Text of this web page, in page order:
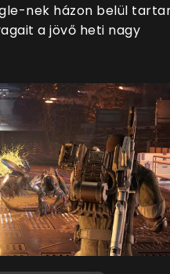
nek házon belül
a jövő heti nagy